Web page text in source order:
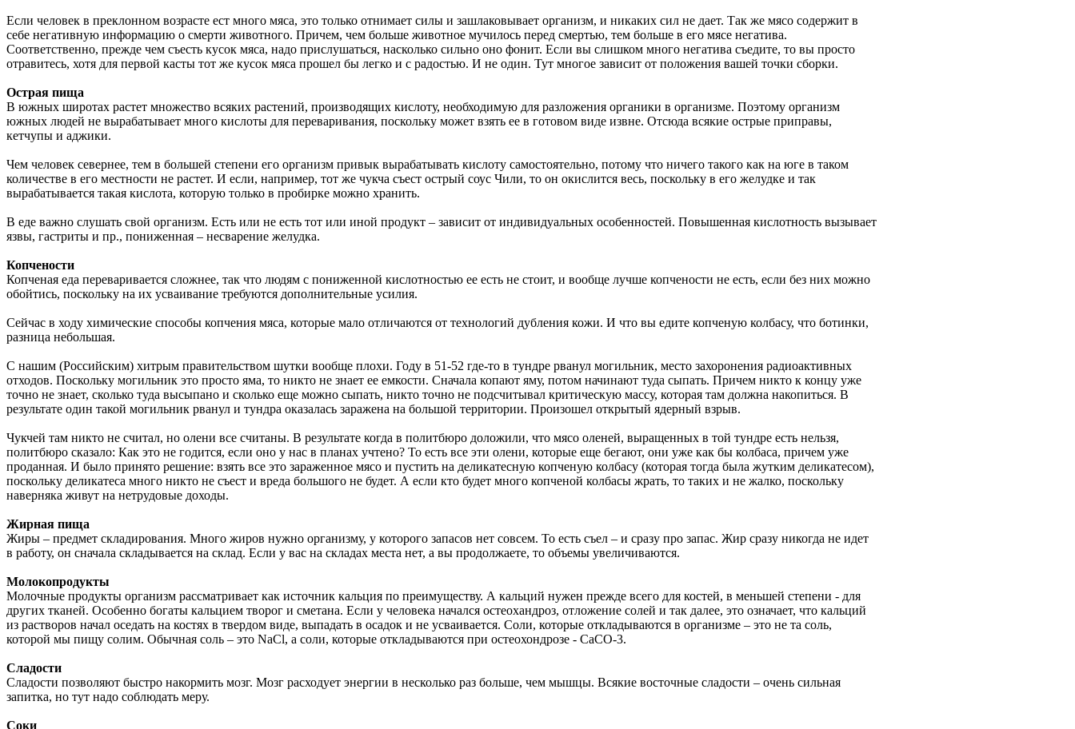
Если человек в преклонном возрасте ест много мяса, это только отнимает силы и зашлаковывает организм, и никаких сил не дает. Так же мясо содержит в
себе негативную информацию о смерти животного. Причем, чем больше животное мучилось перед смертью, тем больше в его мясе негатива.
Соответственно, прежде чем съесть кусок мяса, надо прислушаться, насколько сильно оно фонит. Если вы слишком много негатива съедите, то вы просто
отравитесь, хотя для первой касты тот же кусок мяса прошел бы легко и с радостью. И не один. Тут многое зависит от положения вашей точки сборки.
Острая пища
В южных широтах растет множество всяких растений, производящих кислоту, необходимую для разложения органики в организме. Поэтому организм
южных людей не вырабатывает много кислоты для переваривания, поскольку может взять ее в готовом виде извне. Отсюда всякие острые приправы,
кетчупы и аджики.
Чем человек севернее, тем в большей степени его организм привык вырабатывать кислоту самостоятельно, потому что ничего такого как на юге в таком
количестве в его местности не растет. И если, например, тот же чукча съест острый соус Чили, то он окислится весь, поскольку в его желудке и так
вырабатывается такая кислота, которую только в пробирке можно хранить.
В еде важно слушать свой организм. Есть или не есть тот или иной продукт – зависит от индивидуальных особенностей. Повышенная кислотность вызывает
язвы, гастриты и пр., пониженная – несварение желудка.
Копчености
Копченая еда переваривается сложнее, так что людям с пониженной кислотностью ее есть не стоит, и вообще лучше копчености не есть, если без них можно
обойтись, поскольку на их усваивание требуются дополнительные усилия.
Сейчас в ходу химические способы копчения мяса, которые мало отличаются от технологий дубления кожи. И что вы едите копченую колбасу, что ботинки,
разница небольшая.
С нашим (Российским) хитрым правительством шутки вообще плохи. Году в 51-52 где-то в тундре рванул могильник, место захоронения радиоактивных
отходов. Поскольку могильник это просто яма, то никто не знает ее емкости. Сначала копают яму, потом начинают туда сыпать. Причем никто к концу уже
точно не знает, сколько туда высыпано и сколько еще можно сыпать, никто точно не подсчитывал критическую массу, которая там должна накопиться. В
результате один такой могильник рванул и тундра оказалась заражена на большой территории. Произошел открытый ядерный взрыв.
Чукчей там никто не считал, но олени все считаны. В результате когда в политбюро доложили, что мясо оленей, выращенных в той тундре есть нельзя,
политбюро сказало: Как это не годится, если оно у нас в планах учтено? То есть все эти олени, которые еще бегают, они уже как бы колбаса, причем уже
проданная. И было принято решение: взять все это зараженное мясо и пустить на деликатесную копченую колбасу (которая тогда была жутким деликатесом),
поскольку деликатеса много никто не съест и вреда большого не будет. А если кто будет много копченой колбасы жрать, то таких и не жалко, поскольку
наверняка живут на нетрудовые доходы.
Жирная пища
Жиры – предмет складирования. Много жиров нужно организму, у которого запасов нет совсем. То есть съел – и сразу про запас. Жир сразу никогда не идет
в работу, он сначала складывается на склад. Если у вас на складах места нет, а вы продолжаете, то объемы увеличиваются.
Молокопродукты
Молочные продукты организм рассматривает как источник кальция по преимуществу. А кальций нужен прежде всего для костей, в меньшей степени - для
других тканей. Особенно богаты кальцием творог и сметана. Если у человека начался остеохандроз, отложение солей и так далее, это означает, что кальций
из растворов начал оседать на костях в твердом виде, выпадать в осадок и не усваивается. Соли, которые откладываются в организме – это не та соль,
которой мы пищу солим. Обычная соль – это NaCl, а соли, которые откладываются при остеохондрозе - CaCO-3.
Сладости
Сладости позволяют быстро накормить мозг. Мозг расходует энергии в несколько раз больше, чем мышцы. Всякие восточные сладости – очень сильная
запитка, но тут надо соблюдать меру.
Соки